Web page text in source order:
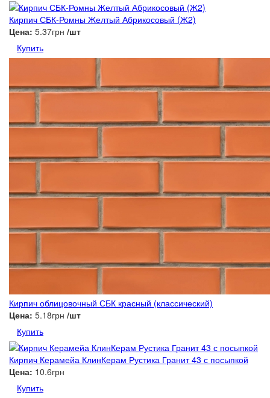
Кирпич СБК-Ромны Желтый Абрикосовый (Ж2)
Цена: 5.37грн /шт
Купить
Кирпич облицовочный СБК красный (классический)
Цена: 5.18грн /шт
Купить
Кирпич Керамейа КлинКерам Рустика Гранит 43 с посыпкой
Цена: 10.6грн
Купить